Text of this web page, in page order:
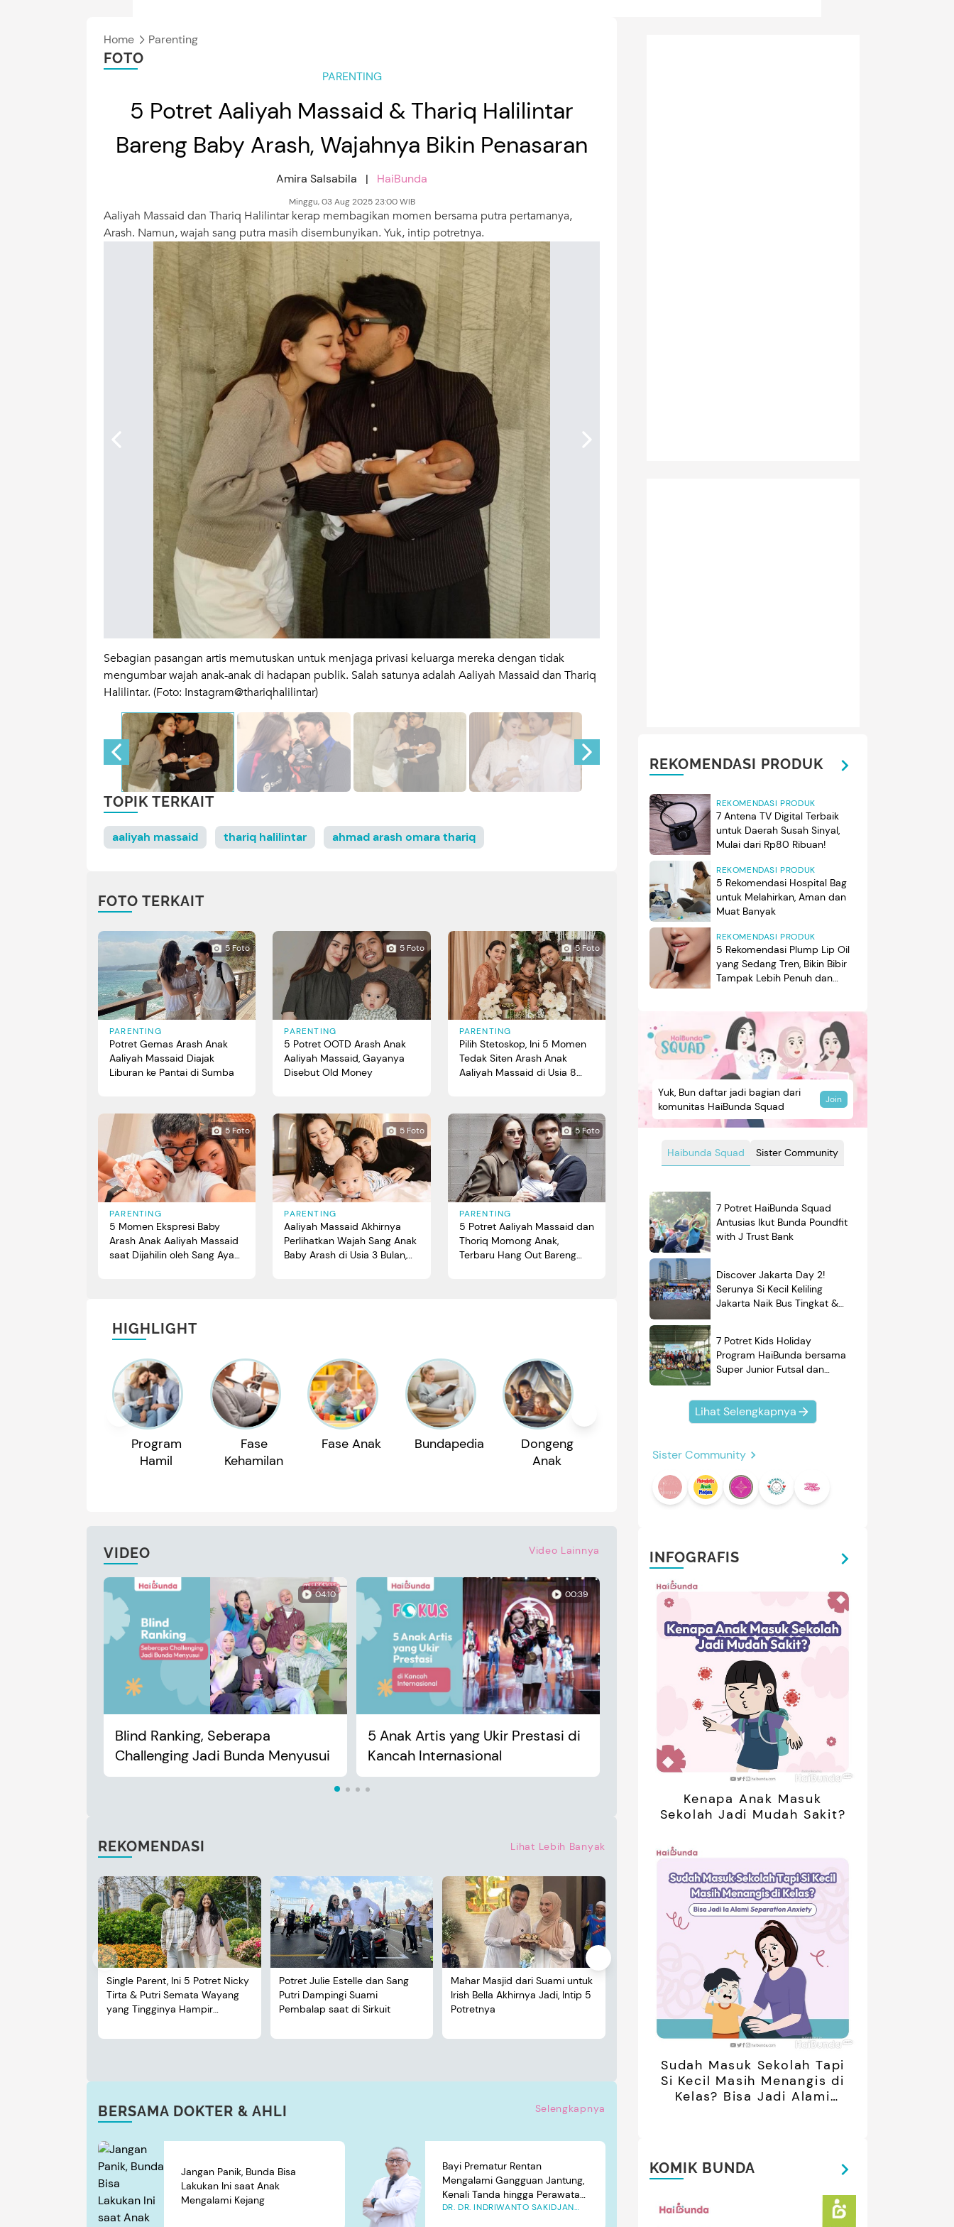
Home Parenting
FOTO
PARENTING
5 Potret Aaliyah Massaid & Thariq Halilintar
Bareng Baby Arash, Wajahnya Bikin Penasaran
Amira Salsabila | HaiBunda
Minggu, 03 Aug 2025 23:00 WIB
Aaliyah Massaid dan Thariq Halilintar kerap membagikan momen bersama putra pertamanya,
Arash. Namun, wajah sang putra masih disembunyikan. Yuk, intip potretnya.
Sebagian pasangan artis memutuskan untuk menjaga privasi keluarga mereka dengan tidak
mengumbar wajah anak-anak di hadapan publik. Salah satunya adalah Aaliyah Massaid dan Thariq
Halilintar. (Foto: Instagram@thariqhalilintar)
TOPIK TERKAIT
aaliyah massaid thariq halilintar ahmad arash omara thariq
FOTO TERKAIT
5 Foto
PARENTING
Potret Gemas Arash Anak
Aaliyah Massaid Diajak
Liburan ke Pantai di Sumba
5 Foto
PARENTING
5 Potret OOTD Arash Anak
Aaliyah Massaid, Gayanya
Disebut Old Money
5 Foto
PARENTING
Pilih Stetoskop, Ini 5 Momen
Tedak Siten Arash Anak
Aaliyah Massaid di Usia 8
5 Foto
PARENTING
5 Momen Ekspresi Baby
Arash Anak Aaliyah Massaid
saat Dijahilin oleh Sang Ayah
5 Foto
PARENTING
Aaliyah Massaid Akhirnya
Perlihatkan Wajah Sang Anak
Baby Arash di Usia 3 Bulan,
5 Foto
PARENTING
5 Potret Aaliyah Massaid dan
Thoriq Momong Anak,
Terbaru Hang Out Bareng
HIGHLIGHT
Program
Hamil
Fase
Kehamilan
Fase Anak Bundapedia
Dongeng
Anak
Produk
VIDEO Video Lainnya
Blind Ranking, Seberapa
Challenging Jadi Bunda Menyusui
04:10
5 Anak Artis yang Ukir Prestasi di
Kancah Internasional
00:39
Anak Bosan Saat Libur? Coba 7
Mainan Tanpa Gadget Ini!
01:20
REKOMENDASI Lihat Lebih Banyak
Single Parent, Ini 5 Potret Nicky
Tirta & Putri Semata Wayang
yang Tingginya Hampir
Potret Julie Estelle dan Sang
Putri Dampingi Suami
Pembalap saat di Sirkuit
Mahar Masjid dari Suami untuk
Irish Bella Akhirnya Jadi, Intip 5
Potretnya
Deretan Artis yang Menetap di
Luar Negeri Usai Menikah, Intip
5 Potret Terbarunya
5 Potret Kedekatan Alyssa
Daguise Bersama Ayahanda
asal Prancis, Dipuji Tampan
oleh Netizen
BERSAMA DOKTER & AHLI Selengkapnya
Jangan Panik, Bunda Bisa
Lakukan Ini saat Anak
Mengalami Kejang
Bayi Prematur Rentan
Mengalami Gangguan Jantung,
Kenali Tanda hingga Perawatan
yang Tepat
DR. DR. INDRIWANTO SAKIDJAN
REKOMENDASI PRODUK
REKOMENDASI PRODUK
7 Antena TV Digital Terbaik
untuk Daerah Susah Sinyal,
Mulai dari Rp80 Ribuan!
REKOMENDASI PRODUK
5 Rekomendasi Hospital Bag
untuk Melahirkan, Aman dan
Muat Banyak
REKOMENDASI PRODUK
5 Rekomendasi Plump Lip Oil
yang Sedang Tren, Bikin Bibir
Tampak Lebih Penuh dan
Haibunda Squad Sister Community
Yuk, Bun daftar jadi bagian dari
komunitas HaiBunda Squad
Join
7 Potret HaiBunda Squad
Antusias Ikut Bunda Poundfit
with J Trust Bank
Discover Jakarta Day 2!
Serunya Si Kecil Keliling
Jakarta Naik Bus Tingkat &
7 Potret Kids Holiday
Program HaiBunda bersama
Super Junior Futsal dan
Kompak Banget!
Lihat Selengkapnya
Sister Community
INFOGRAFIS
Kenapa Anak Masuk
Sekolah Jadi Mudah Sakit?
Sudah Masuk Sekolah Tapi
Si Kecil Masih Menangis di
Kelas? Bisa Jadi Alami
KOMIK BUNDA